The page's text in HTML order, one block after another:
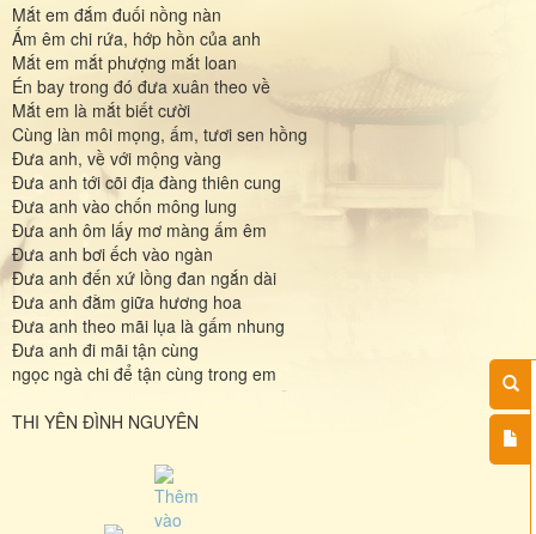
Mắt em đắm đuối nồng nàn
Ấm êm chi rứa, hớp hồn của anh
Mắt em mắt phượng mắt loan
Én bay trong đó đưa xuân theo về
Mắt em là mắt biết cười
Cùng làn môi mọng, ấm, tươi sen hồng
Đưa anh, về với mộng vàng
Đưa anh tới cõi địa đàng thiên cung
Đưa anh vào chốn mông lung
Đưa anh ôm lấy mơ màng ấm êm
Đưa anh bơi ếch vào ngàn
Đưa anh đến xứ lồng đan ngắn dài
Đưa anh đằm giữa hương hoa
Đưa anh theo mãi lụa là gấm nhung
Đưa anh đi mãi tận cùng
ngọc ngà chi để tận cùng trong em
THI YÊN ĐÌNH NGUYÊN